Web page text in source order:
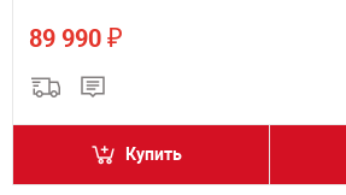
89 990 ₽
Купить